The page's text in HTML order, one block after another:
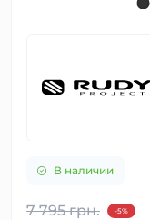
В наличии
7 795 грн. -5%